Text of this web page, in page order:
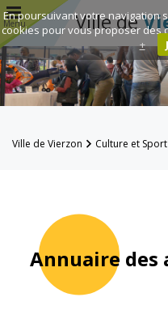
Menu Ville de
Ville de Vierzon Culture et Sport
Annuaire des
En poursuivant votre navigation
cookies pour vous proposer des
+